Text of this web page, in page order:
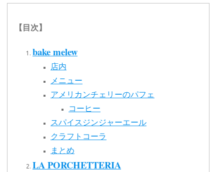
【目次】
bake melew
店内
メニュー
アメリカンチェリーのパフェ
コーヒー
スパイスジンジャーエール
クラフトコーラ
まとめ
LA PORCHETTERIA